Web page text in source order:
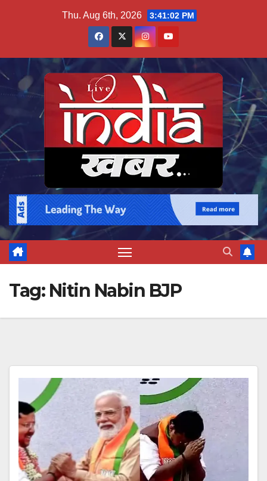
Thu. Aug 6th, 2026 3:41:03 PM
Tag: Nitin Nabin BJP